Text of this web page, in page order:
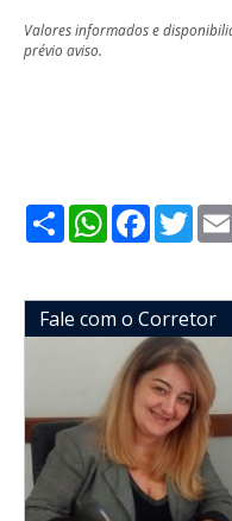
Valores informados e
prévio aviso.
ShareWhatsApp
Fale com o Corretor